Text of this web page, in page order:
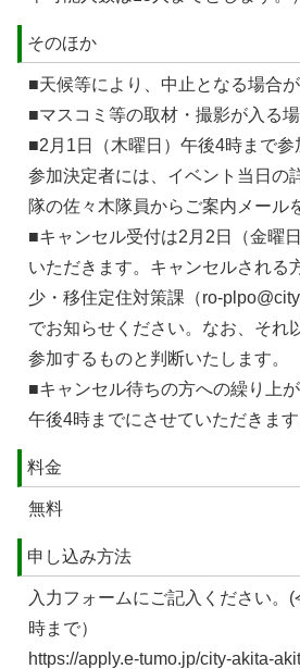
そのほか
■天候等により、中止となる場合が
■マスコミ等の取材・撮影が入る場
■2月1日（木曜日）午後4時まで参
参加決定者には、イベント当日の
隊の佐々木隊員からご案内メール
■キャンセル受付は2月2日（金曜
いただきます。キャンセルされる
少・移住定住対策課（ro-
でお知らせください。なお、それ
参加するものと判断いたします。
■キャンセル待ちの方への繰り上
午後4時までにさせていただきます
料金
無料
申し込み方法
入力フォームにご記入ください。
時まで）
https://apply.e-tumo.jp/city-akita-